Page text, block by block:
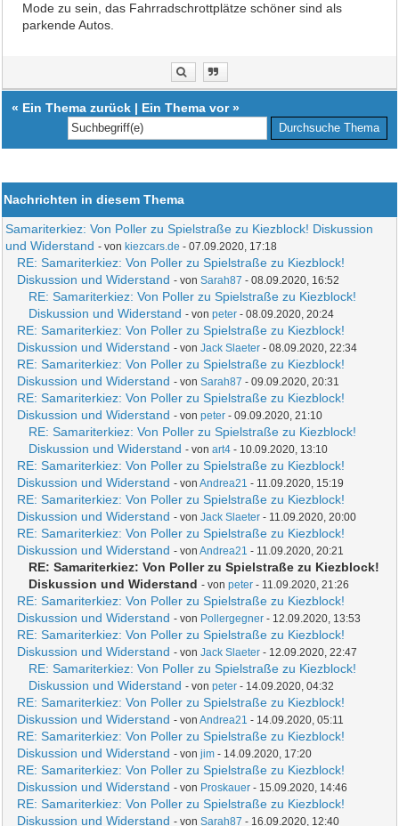
Mode zu sein, das Fahrradschrottplätze schöner sind als
parkende Autos.
« Ein Thema zurück | Ein Thema vor»
Nachrichten in diesem Thema
Samariterkiez: Von Poller zu Spielstraße zu Kiezblock! Diskussion
und Widerstand - von kiezcars.de - 07.09.2020, 17:18
RE: Samariterkiez: Von Poller zu Spielstraße zu Kiezblock!
Diskussion und Widerstand - vonSarah87 - 08.09.2020, 16:52
RE: Samariterkiez: Von Poller zu Spielstraße zu Kiezblock!
Diskussion und Widerstand - vonpeter - 08.09.2020, 20:24
RE: Samariterkiez: Von Poller zu Spielstraße zu Kiezblock!
Diskussion und Widerstand - vonJack Slaeter - 08.09.2020, 22:34
RE: Samariterkiez: Von Poller zu Spielstraße zu Kiezblock!
Diskussion und Widerstand - vonSarah87 - 09.09.2020, 20:31
RE: Samariterkiez: Von Poller zu Spielstraße zu Kiezblock!
Diskussion und Widerstand - vonpeter - 09.09.2020, 21:10
RE: Samariterkiez: Von Poller zu Spielstraße zu Kiezblock!
Diskussion und Widerstand - vonart4 - 10.09.2020, 13:10
RE: Samariterkiez: Von Poller zu Spielstraße zu Kiezblock!
Diskussion und Widerstand - vonAndrea21 - 11.09.2020, 15:19
RE: Samariterkiez: Von Poller zu Spielstraße zu Kiezblock!
Diskussion und Widerstand - vonJack Slaeter - 11.09.2020, 20:00
RE: Samariterkiez: Von Poller zu Spielstraße zu Kiezblock!
Diskussion und Widerstand - vonAndrea21 - 11.09.2020, 20:21
RE: Samariterkiez: Von Poller zu Spielstraße zu Kiezblock!
Diskussion und Widerstand - vonpeter - 11.09.2020, 21:26
RE: Samariterkiez: Von Poller zu Spielstraße zu Kiezblock!
Diskussion und Widerstand - von Pollergegner - 12.09.2020, 13:53
RE: Samariterkiez: Von Poller zu Spielstraße zu Kiezblock!
Diskussion und Widerstand - vonJack Slaeter - 12.09.2020, 22:47
RE: Samariterkiez: Von Poller zu Spielstraße zu Kiezblock!
Diskussion und Widerstand - vonpeter - 14.09.2020, 04:32
RE: Samariterkiez: Von Poller zu Spielstraße zu Kiezblock!
Diskussion und Widerstand - vonAndrea21 - 14.09.2020, 05:11
RE: Samariterkiez: Von Poller zu Spielstraße zu Kiezblock!
Diskussion und Widerstand - vonjim - 14.09.2020, 17:20
RE: Samariterkiez: Von Poller zu Spielstraße zu Kiezblock!
Diskussion und Widerstand - von Proskauer - 15.09.2020, 14:46
RE: Samariterkiez: Von Poller zu Spielstraße zu Kiezblock!
Diskussion und Widerstand - vonSarah87 - 16.09.2020, 12:40